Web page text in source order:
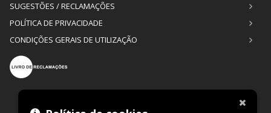
SUGESTÕES / RECLAMAÇÕES
POLÍTICA DE PRIVACIDADE
CONDIÇÕES GERAIS DE UTILIZAÇÃO